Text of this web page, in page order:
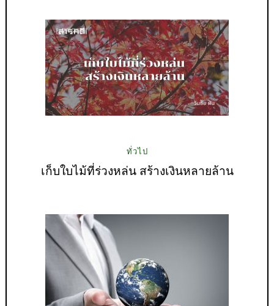
ทั่วไป
เก็บใบไม้ที่ร่วงหล่น สร้างเงินหลายล้าน